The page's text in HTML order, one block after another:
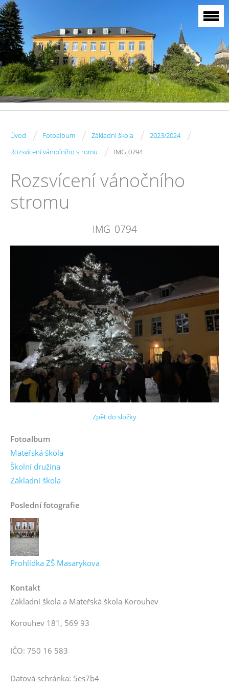
Úvod / Fotoalbum / Základní škola / 2023/2024 /
Rozsvícení vánočního stromu / IMG_0794
Rozsvícení vánočního
stromu
IMG_0794
Zpět do složky
Fotoalbum
Mateřská škola
Školní družina
Základní škola
Poslední fotografie
Prohlídka ZŠ Masarykova
Kontakt
Základní škola a Mateřská škola Korouhev
Korouhev 181, 569 93
IČO: 750 16 583
Datová schránka: 5es7b4